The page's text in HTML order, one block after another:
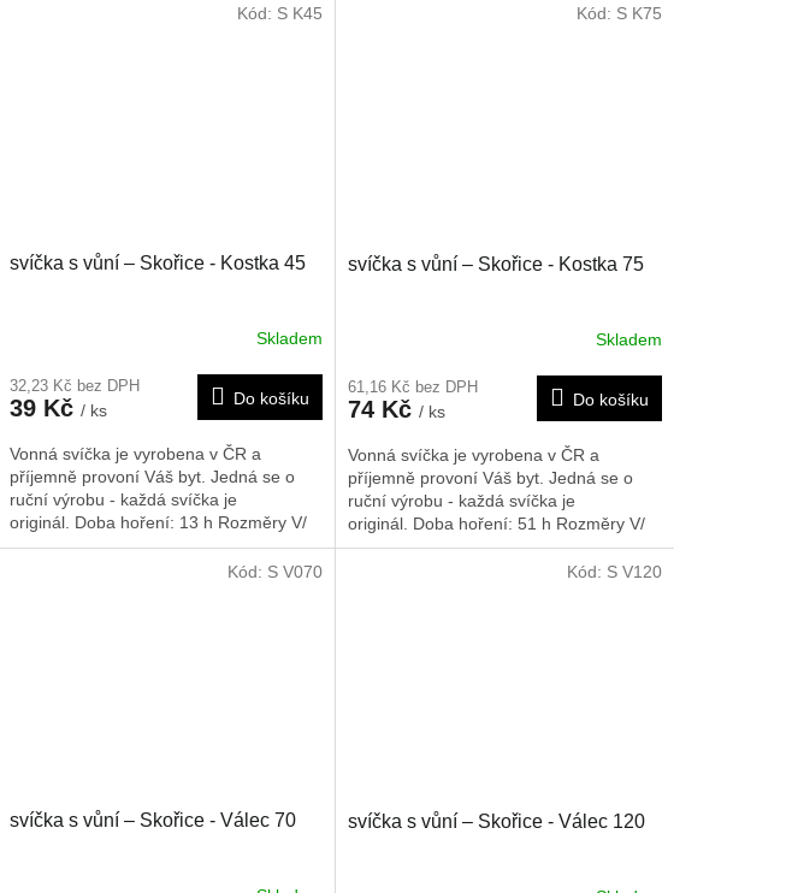
svíčka s vůní – Skořice - Kostka 45
Skladem
32,23 Kč bez DPH
39 Kč / ks
Do košíku
Vonná svíčka je vyrobena v ČR a
příjemně provoní Váš byt. Jedná se o
ruční výrobu - každá svíčka je
originál. Doba hoření: 13 h Rozměry V/
Š/H: 45/45/45 mm
Kód: S K45
svíčka s vůní – Skořice - Kostka 75
Skladem
61,16 Kč bez DPH
74 Kč / ks
Do košíku
Vonná svíčka je vyrobena v ČR a
příjemně provoní Váš byt. Jedná se o
ruční výrobu - každá svíčka je
originál. Doba hoření: 51 h Rozměry V/
Š/H: 75/75/75 mm
Kód: S K75
svíčka s vůní – Skořice - Válec 70
Kód: S V070
svíčka s vůní – Skořice - Válec 120
Kód: S V120